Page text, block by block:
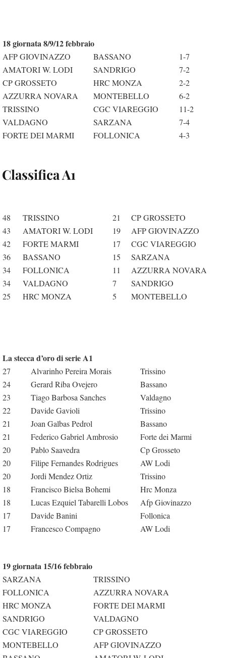
18 giornata 8/9/12 febbraio
AFP GIOVINAZZO BASSANO
1-7
AMATORI W. LODI
SANDRIGO
7-2
CP GROSSETO
HRC MONZA
2-2
AZZURRA NOVARA
MONTEBELLO
6-2
TRISSINO
CGC VIAREGGIO
11-2
VALDAGNO
SARZANA
7-4
FORTE DEI MARMI
FOLLONICA 4-3
Classifica A1
48 TRISSINO 21
CP GROSSETO
43
AMATORI W. LODI 19
AFP GIOVINAZZO
42
FORTE MARMI 17
CGC VIAREGGIO
36
BASSANO 15
SARZANA
34
FOLLONICA 11
AZZURRA NOVARA
34
VALDAGNO 7
SANDRIGO
25
HRC MONZA 5 MONTEBELLO
La stecca d’oro di serie A1
27 Alvarinho Pereira Morais
Trissino
24
Gerard Riba Ovejero
Bassano
23
Tiago Barbosa Sanches
Valdagno
22
Davide Gavioli
Trissino
21
Joan Galbas Pedrol
Bassano
21
Federico Gabriel Ambrosio
Forte dei Marmi
20
Pablo Saavedra
Cp Grosseto
20
Filipe Fernandes Rodrigues
AW Lodi
20
Jordi Mendez Ortiz
Trissino
18
Francisco Bielsa Bohemi
Hrc Monza
18
Lucas Ezquiel Tabarelli Lobos
Afp Giovinazzo
17
Davide Banini
Follonica
17
Francesco Compagno AW Lodi
19 giornata 15/16 febbraio
SARZANA
TRISSINO
FOLLONICA
AZZURRA NOVARA
HRC MONZA
FORTE DEI MARMI
SANDRIGO
VALDAGNO
CGC VIAREGGIO
CP GROSSETO
MONTEBELLO
AFP GIOVINAZZO